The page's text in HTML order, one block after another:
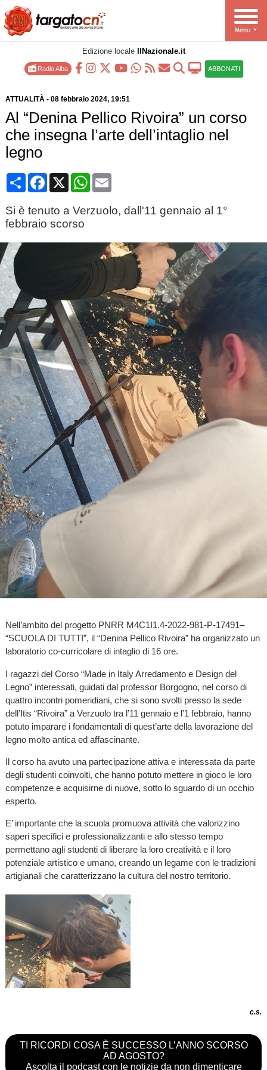
Edizione locale IlNazionale.it
Radio Alba ABBONATI
ATTUALITÀ- 08 febbraio 2024, 19:51
Al “Denina Pellico Rivoira” un corso
che insegna l’arte dell’intaglio nel
legno
CondividiFacebook
X WhatsApp
Email
Si è tenuto a Verzuolo, dall'11 gennaio al 1°
febbraio scorso
Nell’ambito del progetto PNRR M4C1I1.4-2022-981-P-17491–
“SCUOLA DI TUTTI”, il “Denina Pellico Rivoira” ha organizzato un
laboratorio co-curricolare di intaglio di 16 ore.
I ragazzi del Corso “Made in Italy Arredamento e Design del
Legno” interessati, guidati dal professor Borgogno, nel corso di
quattro incontri pomeridiani, che si sono svolti presso la sede
dell’Itis “Rivoira” a Verzuolo tra l’11 gennaio e l’1 febbraio, hanno
potuto imparare i fondamentali di quest’arte della lavorazione del
legno molto antica ed affascinante.
Il corso ha avuto una partecipazione attiva e interessata da parte
degli studenti coinvolti, che hanno potuto mettere in gioco le loro
competenze e acquisirne di nuove, sotto lo sguardo di un occhio
esperto.
E’ importante che la scuola promuova attività che valorizzino
saperi specifici e professionalizzanti e allo stesso tempo
permettano agli studenti di liberare la loro creatività e il loro
potenziale artistico e umano, creando un legame con le tradizioni
artigianali che caratterizzano la cultura del nostro territorio.
c.s.
TI RICORDI COSA È SUCCESSO L’ANNO SCORSO
AD AGOSTO?
Ascolta il podcast con le notizie da non dimenticare